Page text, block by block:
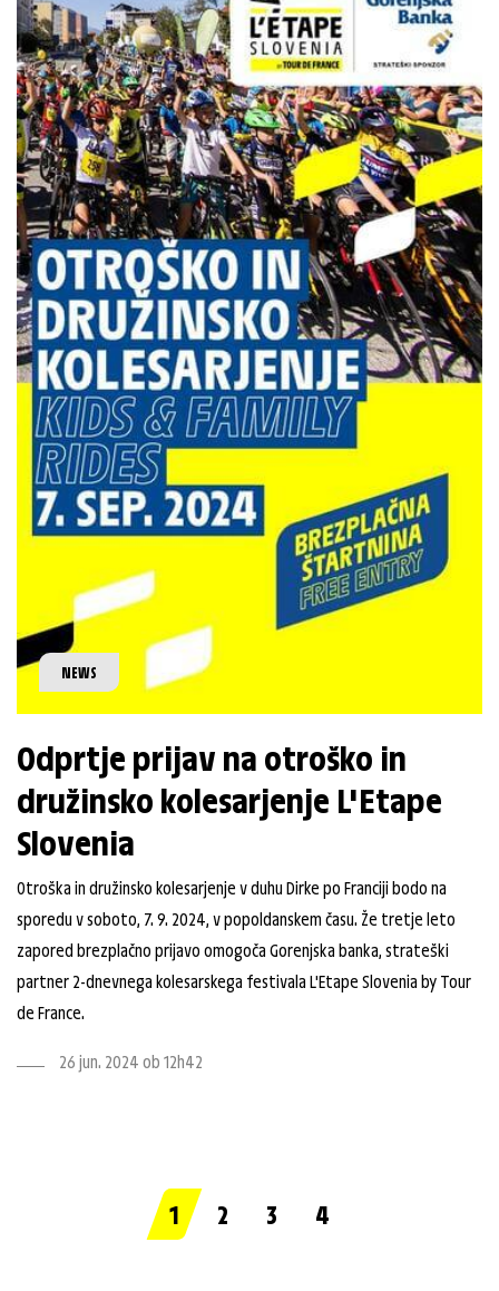
NEWS
Odprtje prijav na otroško in
družinsko kolesarjenje L'Etape
Slovenia
Otroška in družinsko kolesarjenje v duhu Dirke po Franciji bodo na
sporedu v soboto, 7. 9. 2024, v popoldanskem času. Že tretje leto
zapored brezplačno prijavo omogoča Gorenjska banka, strateški
partner 2-dnevnega kolesarskega festivala L'Etape Slovenia by Tour
de France.
26 jun. 2024 ob 12h42
1 2 3 4